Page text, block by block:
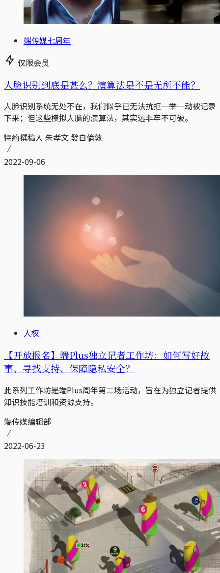
端传媒七周年
仅限会员
人脸识别到底是甚么？演算法是不是无所不能？
人脸识别系统无处不在，我们似乎已无法抗拒一举一动被记录
下来；但这些模拟人脑的演算法，其实远非牢不可破。
特約撰稿人 朱孝文 發自倫敦
2022-09-06
人权
【开放报名】端Plus独立记者工作坊：如何写好故
事、寻找支持、保障隐私安全？
此系列工作坊是端Plus周年第二场活动，旨在为独立记者提供
知识技能培训和资源支持。
端传媒编辑部
2022-06-23